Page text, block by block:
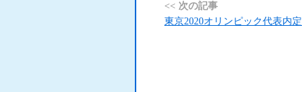
<< 次の記事
東京2020オリンピック代表内定